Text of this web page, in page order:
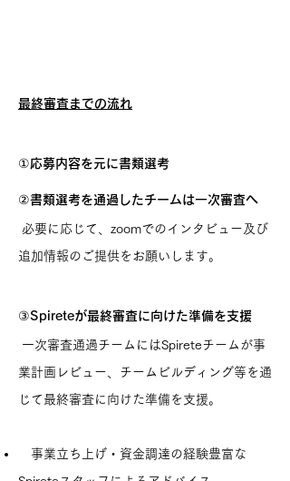
最終審査までの流れ
①応募内容を元に書類選考
②書類選考を通過したチームは一次審査へ
必要に応じて、zoomでのインタビュー及び
追加情報のご提供をお願いします。
③Spireteが最終審査に向けた準備を支援
一次審査通過チームにはSpireteチームが事
業計画レビュー、チームビルディング等を通
じて最終審査に向けた準備を支援。
事業立ち上げ・資金調達の経験豊富な